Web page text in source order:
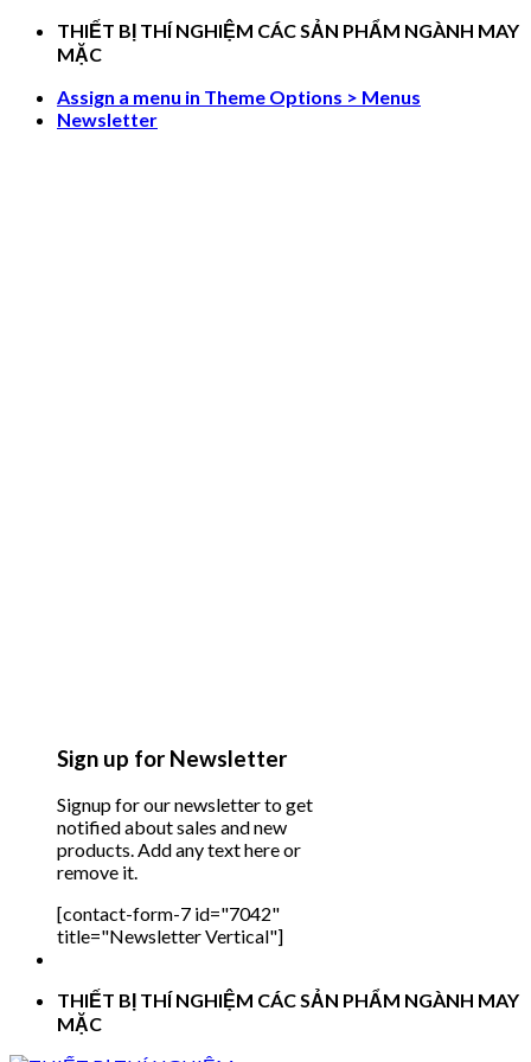
Skip
THIẾT BỊ THÍ NGHIỆM CÁC SẢN PHẨM NGÀNH MAY
MẶC
Assign a menu in Theme Options > Menus
Newsletter
Sign up for Newsletter
Signup for our newsletter to get
notified about sales and new
products. Add any text here or
remove it.
[contact-form-7 id="7042"
title="Newsletter Vertical"]
THIẾT BỊ THÍ NGHIỆM CÁC SẢN PHẨM NGÀNH MAY
MẶC